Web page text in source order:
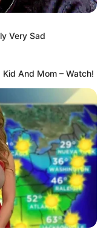
namun keduanya sudah
Eka. Namun
Reza Darmawangsa,
penyanyi dan
Very Sad
And Mom – Watch!